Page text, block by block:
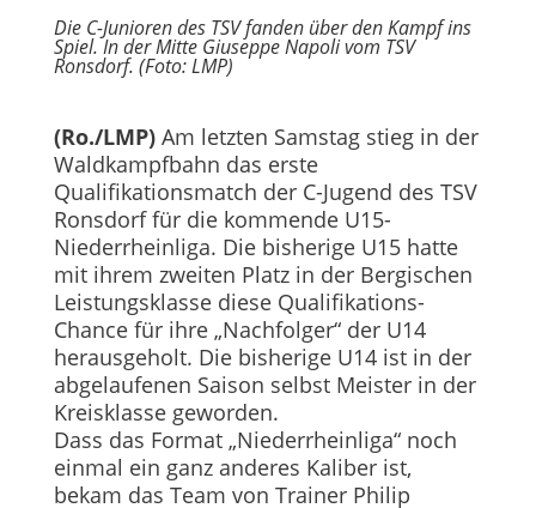
Die C-Junioren des TSV fanden über den Kampf ins
Spiel. In der Mitte Giuseppe Napoli vom TSV
Ronsdorf. (Foto: LMP)
(Ro./LMP)Am letzten Samstag stieg in der
Waldkampfbahn das erste
Qualifikationsmatch der C-Jugend des TSV
Ronsdorf für die kommende U15-
Niederrheinliga. Die bisherige U15 hatte
mit ihrem zweiten Platz in der Bergischen
Leistungsklasse diese Qualifikations-
Chance für ihre „Nachfolger“ der U14
herausgeholt. Die bisherige U14 ist in der
abgelaufenen Saison selbst Meister in der
Kreisklasse geworden.
Dass das Format „Niederrheinliga“ noch
einmal ein ganz anderes Kaliber ist,
bekam das Team von Trainer Philip